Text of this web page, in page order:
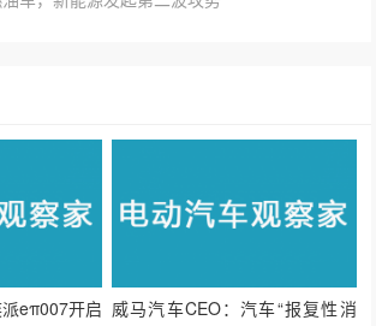
eπ007开启 威马汽车CEO：汽车“报复性消